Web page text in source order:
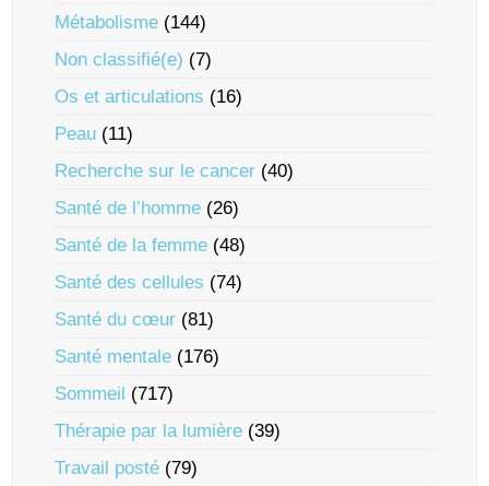
Métabolisme (144)
Non classifié(e) (7)
Os et articulations (16)
Peau (11)
Recherche sur le cancer (40)
Santé de l’homme (26)
Santé de la femme (48)
Santé des cellules (74)
Santé du cœur (81)
Santé mentale (176)
Sommeil (717)
Thérapie par la lumière (39)
Travail posté (79)